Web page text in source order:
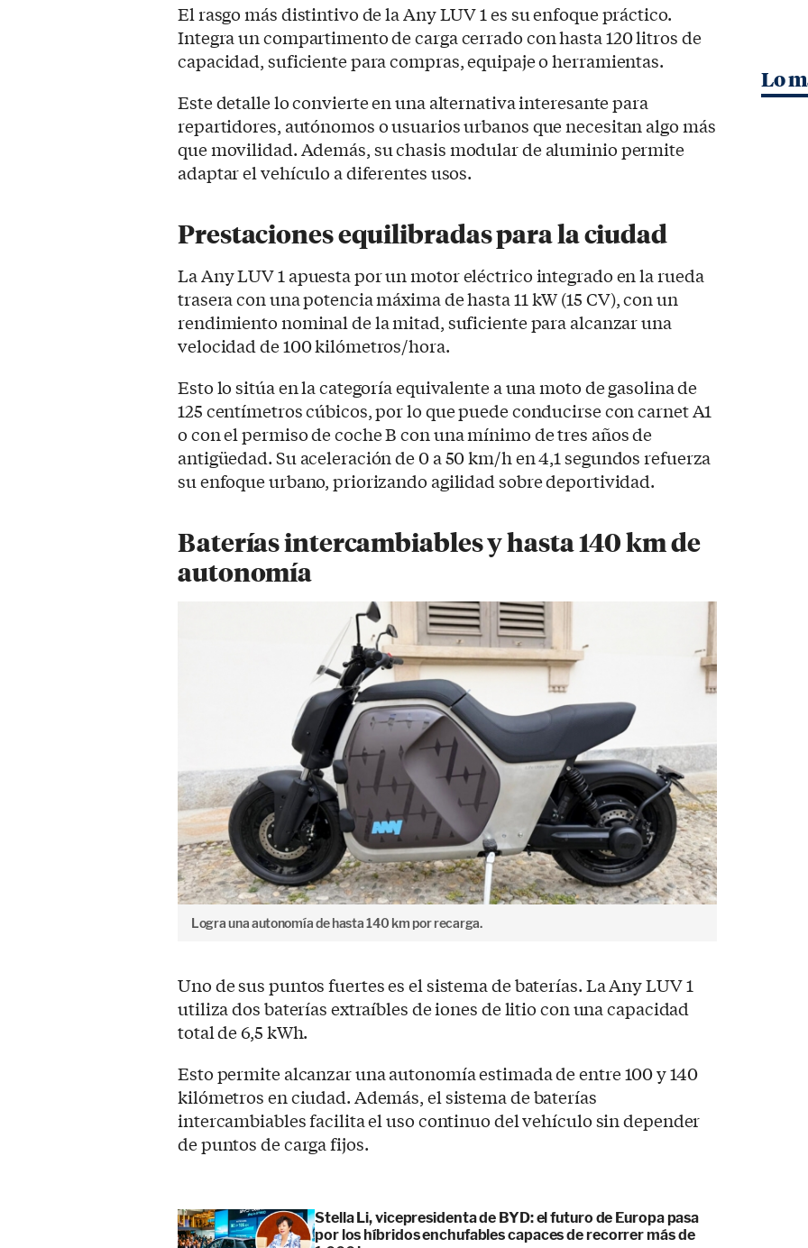
El rasgo más distintivo de la Any LUV 1 es su enfoque práctico.
Integra un compartimento de carga cerrado con hasta 120 litros de
capacidad, suficiente para compras, equipaje o herramientas.
Este detalle lo convierte en una alternativa interesante para
repartidores, autónomos o usuarios urbanos que necesitan algo más
que movilidad. Además, su chasis modular de aluminio permite
adaptar el vehículo a diferentes usos.
Prestaciones equilibradas para la ciudad
La Any LUV 1 apuesta por un motor eléctrico integrado en la rueda
trasera con una potencia máxima de hasta 11 kW (15 CV), con un
rendimiento nominal de la mitad, suficiente para alcanzar una
velocidad de 100 kilómetros/hora.
Esto lo sitúa en la categoría equivalente a una moto de gasolina de
125 centímetros cúbicos, por lo que puede conducirse con carnet A1
o con el permiso de coche B con una mínimo de tres años de
antigüedad. Su aceleración de 0 a 50 km/h en 4,1 segundos refuerza
su enfoque urbano, priorizando agilidad sobre deportividad.
Baterías intercambiables y hasta 140 km de
autonomía
Logra una autonomía de hasta 140 km por recarga.
Uno de sus puntos fuertes es el sistema de baterías. La Any LUV 1
utiliza dos baterías extraíbles de iones de litio con una capacidad
total de 6,5 kWh.
Esto permite alcanzar una autonomía estimada de entre 100 y 140
kilómetros en ciudad. Además, el sistema de baterías
intercambiables facilita el uso continuo del vehículo sin depender
de puntos de carga fijos.
Stella Li, vicepresidenta de BYD: el futuro de Europa pasa
por los híbridos enchufables capaces de recorrer más de
Lo